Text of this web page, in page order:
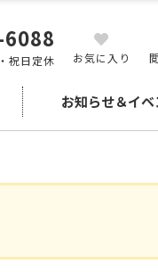
祝日定休 お気に入り
お知らせ＆イベ